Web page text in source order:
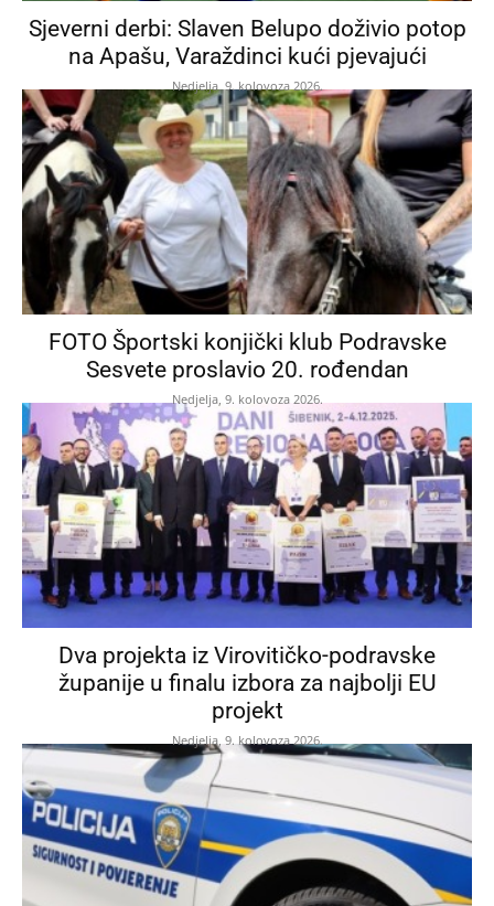
Sjeverni derbi: Slaven Belupo doživio potop
na Apašu, Varaždinci kući pjevajući
Nedjelja, 9. kolovoza 2026.
FOTO Športski konjički klub Podravske
Sesvete proslavio 20. rođendan
Nedjelja, 9. kolovoza 2026.
Dva projekta iz Virovitičko-podravske
županije u finalu izbora za najbolji EU
projekt
Nedjelja, 9. kolovoza 2026.